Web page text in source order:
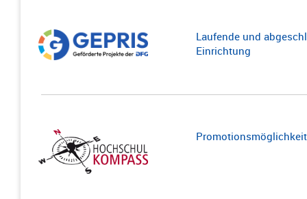
Laufende und
Einrichtung